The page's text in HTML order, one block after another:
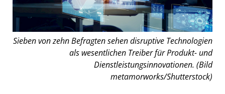
Sieben von zehn Befragten sehen disruptive Technologien
als wesentlichen Treiber für Produkt- und
Dienstleistungsinnovationen. (Bild
metamorworks/Shutterstock)